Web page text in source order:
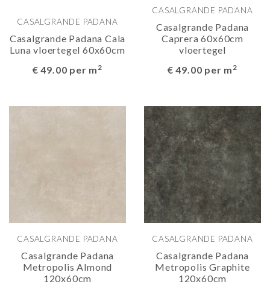
CASALGRANDE PADANA
Casalgrande Padana Cala
Luna vloertegel 60x60cm
€ 49.00 per m2
CASALGRANDE PADANA
Casalgrande Padana
Caprera 60x60cm
vloertegel
€ 49.00 per m2
CASALGRANDE PADANA
Casalgrande Padana
Metropolis Almond
120x60cm
CASALGRANDE PADANA
Casalgrande Padana
Metropolis Graphite
120x60cm